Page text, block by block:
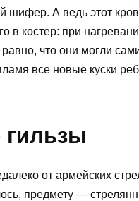
шифер. А ведь этот
в костер: при
что они могли
все новые куски
от армейских
предмету —